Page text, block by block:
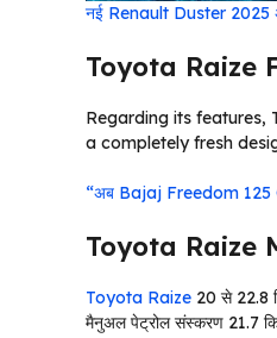
नई Renault Duster 2025
Toyota Raize
Regarding its features,
a completely fresh
“अब Bajaj Freedom 125
Toyota Raize
Toyota Raize 20 से 22.8
मैनुअल पेट्रोल संस्करण 21.7